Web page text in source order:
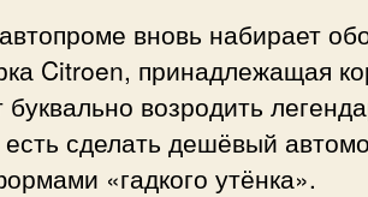
вновь набирает
Citroen, принадлежащая
возродить
сделать дешёвый
«гадкого утёнка».